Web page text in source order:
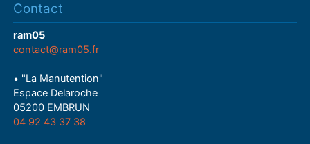
Contact
ram05
contact@ram05.fr
• "La Manutention"
Espace Delaroche
05200 EMBRUN
04 92 43 37 38